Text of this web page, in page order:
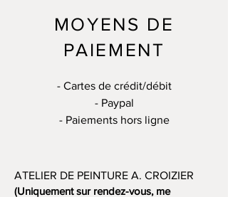
MOYENS DE
PAIEMENT
- Cartes de crédit/débit
- Paypal
- Paiements hors ligne
ATELIER DE PEINTURE A. CROIZIER
(Uniquement sur rendez-vous, me